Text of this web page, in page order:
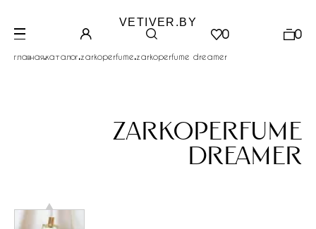
VETIVER.BY
0 0
главная.каталог.zarkoperfume.zarkoperfume dreamer
zarkoperfume
dreamer